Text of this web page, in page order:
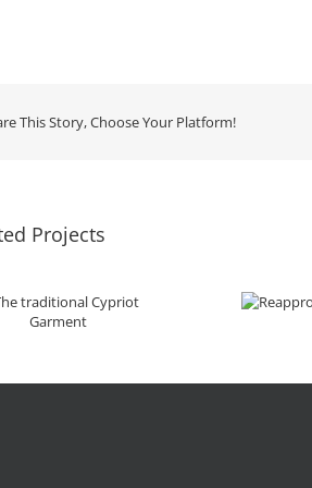
This Story, Choose Your Platform!
Projects